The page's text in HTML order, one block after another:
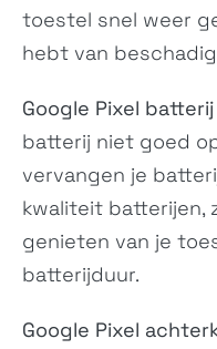
Poco M8
25118PC98G
toestel snel weer
hebt van
Google Pixel
batterij niet goed
vervangen je
kwaliteit batterijen,
genieten van je
batterijduur.
Google Pixel